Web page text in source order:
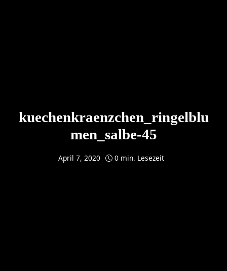
kuechenkraenzchen_ringelblu
men_salbe-45
April 7, 2020 0 min. Lesezeit